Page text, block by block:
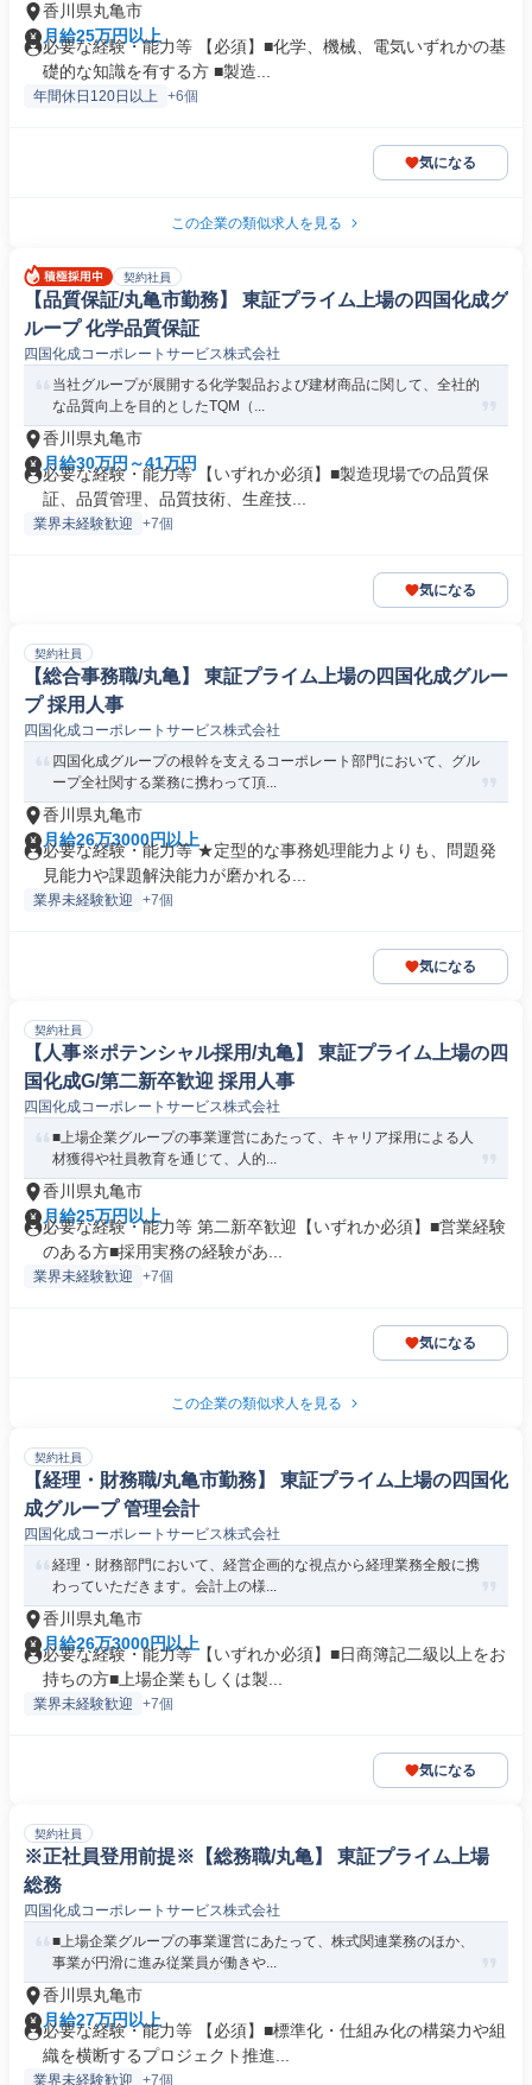
香川県丸亀市
月給25万円以上
必要な経験・能力等 【必須】■化学、機械、電気いずれかの基
礎的な知識を有する方 ■製造...
年間休日120日以上 +6個
気になる
この企業の類似求人を見る
契約社員
【品質保証/丸亀市勤務】 東証プライム上場の四国化成グ
ループ 化学品質保証
四国化成コーポレートサービス株式会社
当社グループが展開する化学製品および建材商品に関して、全社的
な品質向上を目的としたTQM（...
香川県丸亀市
月給30万円～41万円
必要な経験・能力等 【いずれか必須】■製造現場での品質保
証、品質管理、品質技術、生産技...
業界未経験歓迎 +7個
気になる
契約社員
【総合事務職/丸亀】 東証プライム上場の四国化成グルー
プ 採用人事
四国化成コーポレートサービス株式会社
四国化成グループの根幹を支えるコーポレート部門において、グル
ープ全社関する業務に携わって頂...
香川県丸亀市
月給26万3000円以上
必要な経験・能力等 ★定型的な事務処理能力よりも、問題発
見能力や課題解決能力が磨かれる...
業界未経験歓迎 +7個
気になる
契約社員
【人事※ポテンシャル採用/丸亀】 東証プライム上場の四
国化成G/第二新卒歓迎 採用人事
四国化成コーポレートサービス株式会社
■上場企業グループの事業運営にあたって、キャリア採用による人
材獲得や社員教育を通じて、人的...
香川県丸亀市
月給25万円以上
必要な経験・能力等 第二新卒歓迎【いずれか必須】■営業経験
のある方■採用実務の経験があ...
業界未経験歓迎 +7個
気になる
この企業の類似求人を見る
契約社員
【経理・財務職/丸亀市勤務】 東証プライム上場の四国化
成グループ 管理会計
四国化成コーポレートサービス株式会社
経理・財務部門において、経営企画的な視点から経理業務全般に携
わっていただきます。会計上の様...
香川県丸亀市
月給26万3000円以上
必要な経験・能力等 【いずれか必須】■日商簿記二級以上をお
持ちの方■上場企業もしくは製...
業界未経験歓迎 +7個
気になる
契約社員
※正社員登用前提※【総務職/丸亀】 東証プライム上場
総務
四国化成コーポレートサービス株式会社
■上場企業グループの事業運営にあたって、株式関連業務のほか、
事業が円滑に進み従業員が働きや...
香川県丸亀市
月給27万円以上
必要な経験・能力等 【必須】■標準化・仕組み化の構築力や組
織を横断するプロジェクト推進...
業界未経験歓迎 +7個